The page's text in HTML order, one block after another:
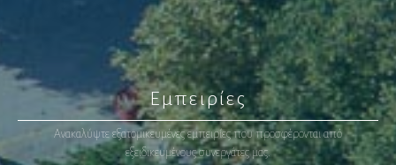
Εμπειρίες
Ανακαλύψτε εξατομικευμένες εμπειρίες που προσφέρονται από
εξειδικευμένους συνεργάτες μας.